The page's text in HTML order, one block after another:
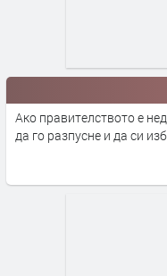
Ако правителството е
да го разпусне и да си